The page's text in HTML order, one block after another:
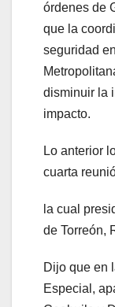
órdenes de
que la
seguridad
disminuir la
impacto.
Lo anterior
cuarta
la cual
de Torreón,
Dijo que en
Especial,